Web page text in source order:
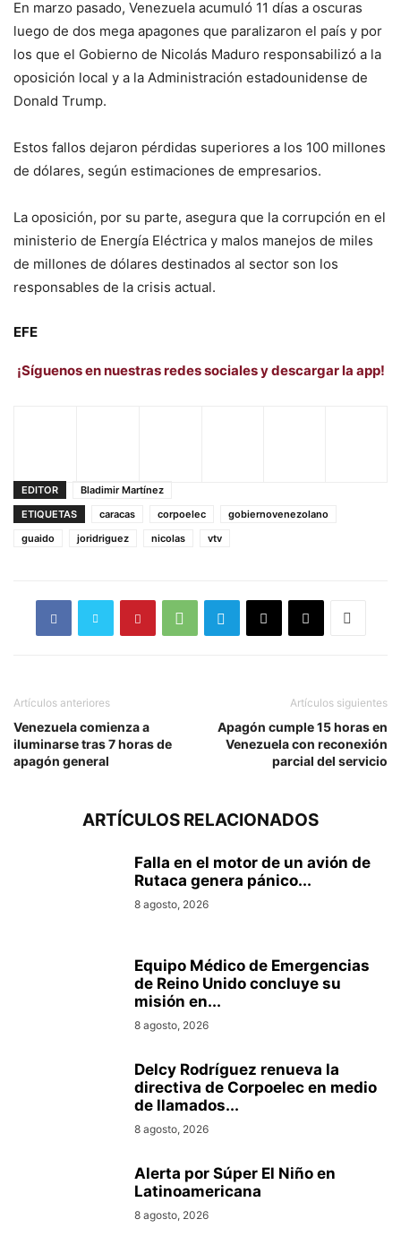
En marzo pasado, Venezuela acumuló 11 días a oscuras
luego de dos mega apagones que paralizaron el país y por
los que el Gobierno de Nicolás Maduro responsabilizó a la
oposición local y a la Administración estadounidense de
Donald Trump.
Estos fallos dejaron pérdidas superiores a los 100 millones
de dólares, según estimaciones de empresarios.
La oposición, por su parte, asegura que la corrupción en el
ministerio de Energía Eléctrica y malos manejos de miles
de millones de dólares destinados al sector son los
responsables de la crisis actual.
EFE
¡Síguenos en nuestras redes sociales y descargar la app!
EDITOR
Bladimir Martínez
ETIQUETAS
caracas corpoelec
gobiernovenezolano
guaido
joridriguez nicolas vtv
Artículos anteriores
Venezuela comienza a
iluminarse tras 7 horas de
apagón general
Artículos siguientes
Apagón cumple 15 horas en
Venezuela con reconexión
parcial del servicio
ARTÍCULOS RELACIONADOS
Falla en el motor de un avión de
Rutaca genera pánico...
8 agosto, 2026
Equipo Médico de Emergencias
de Reino Unido concluye su
misión en...
8 agosto, 2026
Delcy Rodríguez renueva la
directiva de Corpoelec en medio
de llamados...
8 agosto, 2026
Alerta por Súper El Niño en
Latinoamericana
8 agosto, 2026